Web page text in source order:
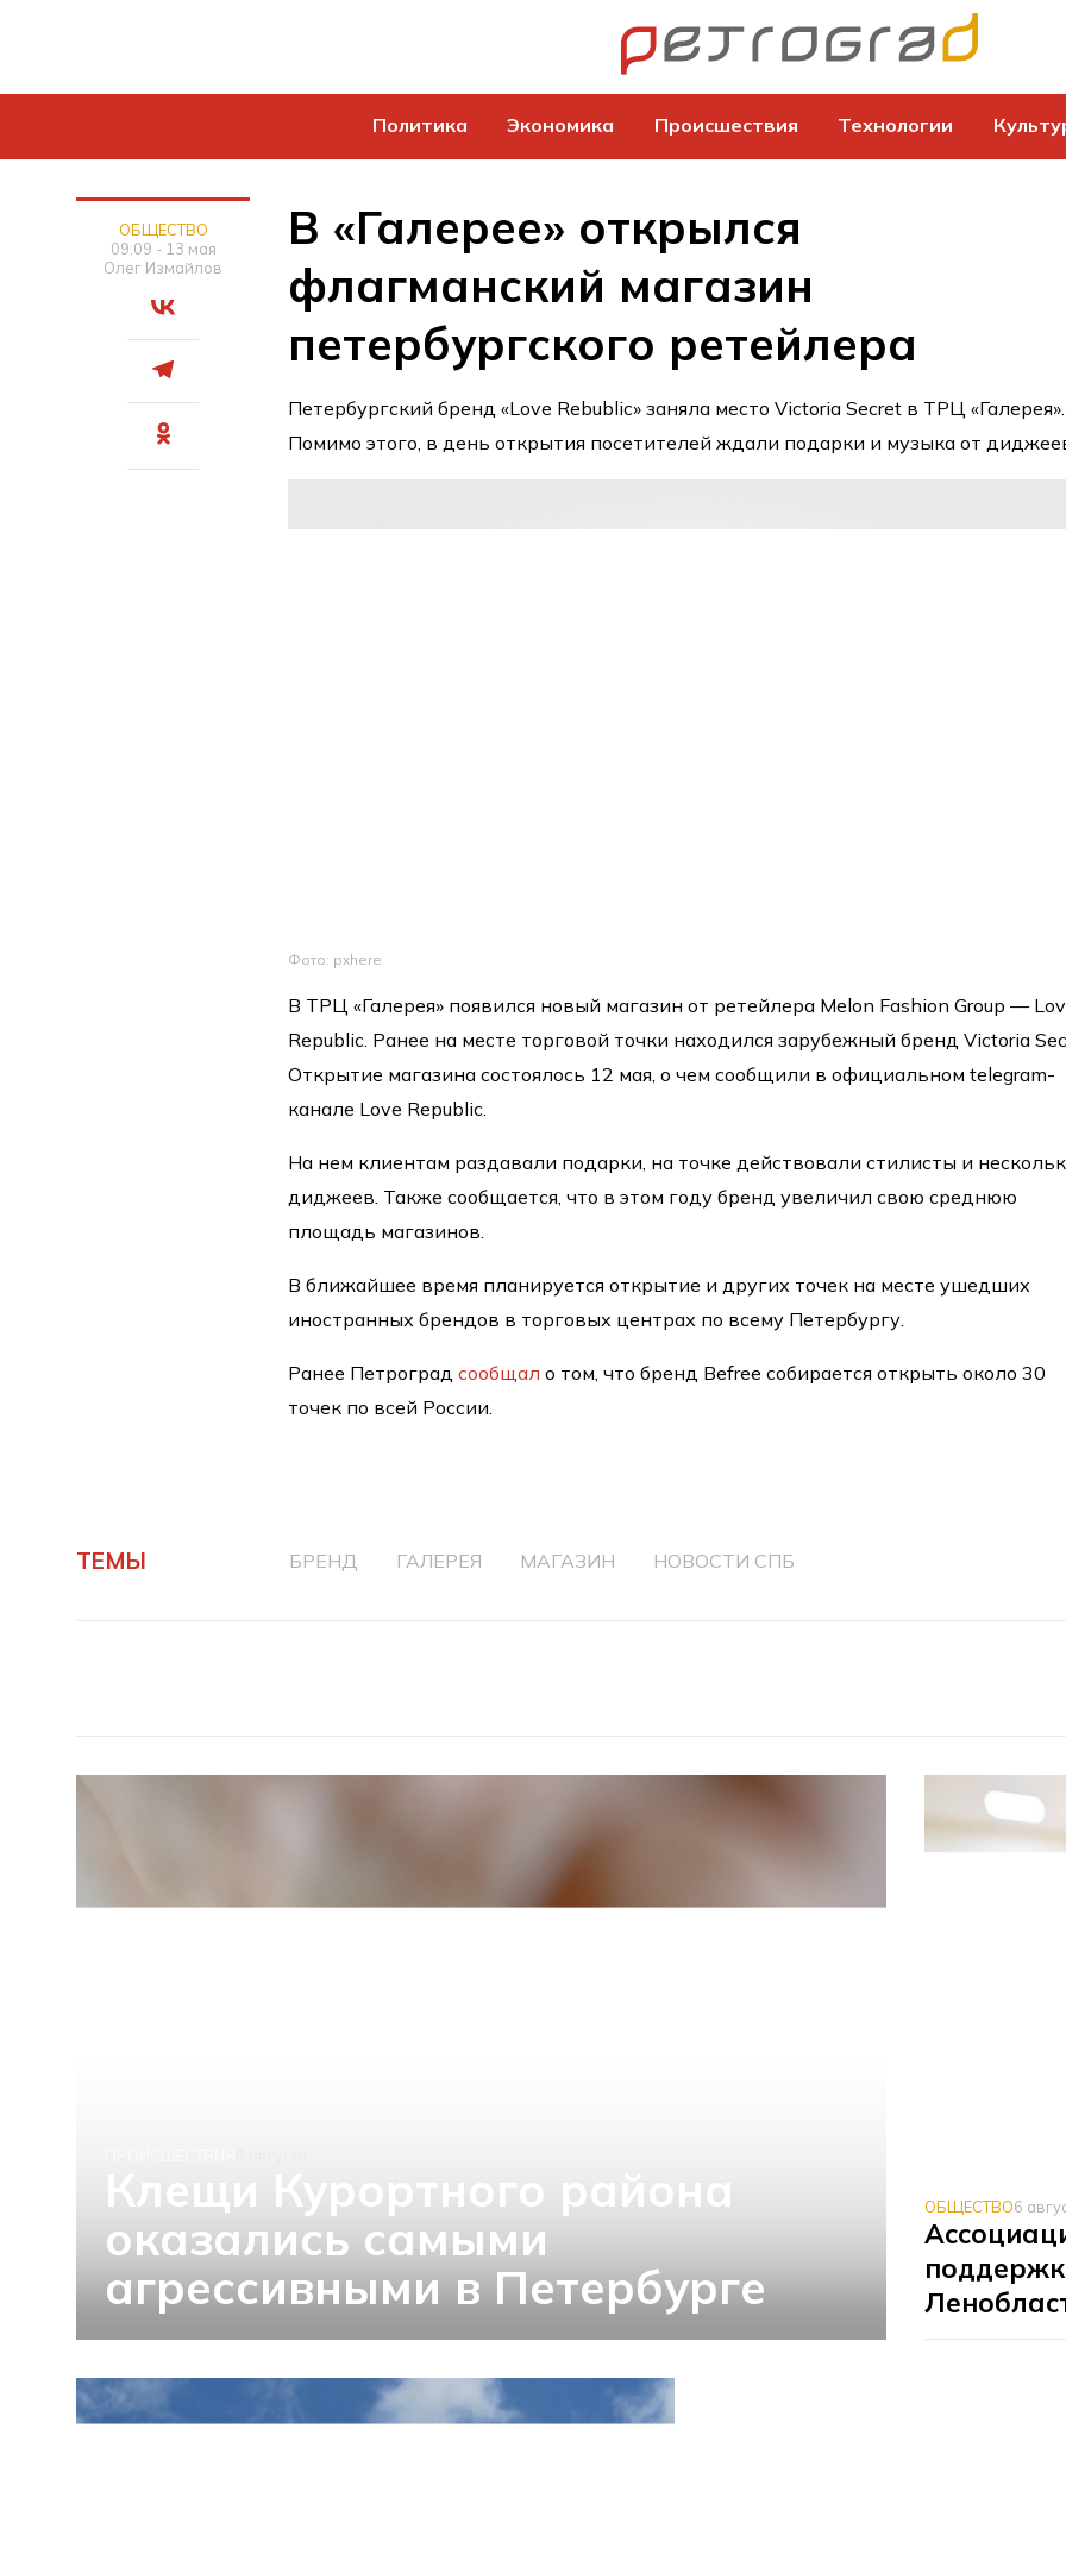
Политика Экономика Происшествия Технологии
ОБЩЕСТВО
09:09 - 13 мая
Олег Измайлов
В «Галерее» открылся
флагманский магазин
петербургского ретейлера
Петербургский бренд «Love Rebublic» заняла место Victoria Secret в ТРЦ «Галерея».
Помимо этого, в день открытия посетителей ждали подарки и музыка от
Фото: pxhere
В ТРЦ «Галерея» появился новый магазин от ретейлера Melon Fashion Group —
Republic. Ранее на месте торговой точки находился зарубежный бренд Victoria
Открытие магазина состоялось 12 мая, о чем сообщили в официальном telegram-
канале Love Republic.
На нем клиентам раздавали подарки, на точке действовали стилисты и
диджеев. Также сообщается, что в этом году бренд увеличил свою среднюю
площадь магазинов.
В ближайшее время планируется открытие и других точек на месте ушедших
иностранных брендов в торговых центрах по всему Петербургу.
Ранее Петроградсообщал о том, что бренд Befree собирается открыть около 30
точек по всей России.
ТЕМЫ БРЕНД ГАЛЕРЕЯ МАГАЗИН НОВОСТИ СПБ
Клещи Курортного района
оказались самыми
агрессивными в Петербурге
ОБЩЕСТВО6